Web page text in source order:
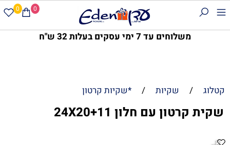
משלוחים עד 7 ימי עסקים בעלות 32 ש"ח
0 0
קטלוג / שקיות / *שקיות קרטון
שקית קרטון עם חלון 24X20+11